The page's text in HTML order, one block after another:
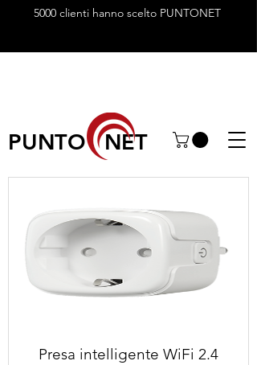
5000 clienti hanno scelto PUNTONET
PUNTO NET
Presa intelligente WiFi 2.4